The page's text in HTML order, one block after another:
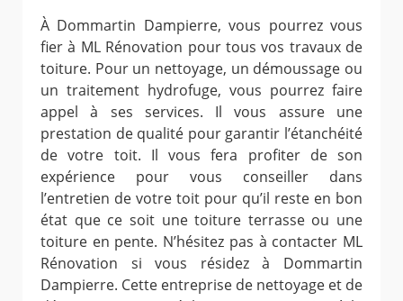
À Dommartin Dampierre, vous pourrez vous
fier à ML Rénovation pour tous vos travaux de
toiture. Pour un nettoyage, un démoussage ou
un traitement hydrofuge, vous pourrez faire
appel à ses services. Il vous assure une
prestation de qualité pour garantir l’étanchéité
de votre toit. Il vous fera profiter de son
expérience pour vous conseiller dans
l’entretien de votre toit pour qu’il reste en bon
état que ce soit une toiture terrasse ou une
toiture en pente. N’hésitez pas à contacter ML
Rénovation si vous résidez à Dommartin
Dampierre. Cette entreprise de nettoyage et de